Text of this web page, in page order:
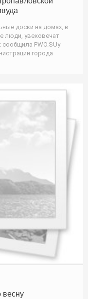
доски на домах, в
люди, увековечат
PWO.SUу
города
весну